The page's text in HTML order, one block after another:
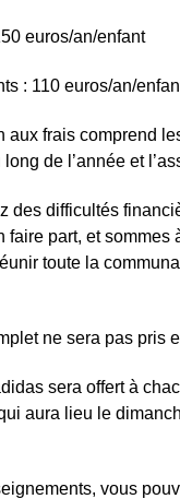
euros/an/enfant
: 110 euros/an/
aux frais comprend
de l’année et
des difficultés
faire part, et sommes
toute la
ne sera pas pris
sera offert à
aura lieu le
vous